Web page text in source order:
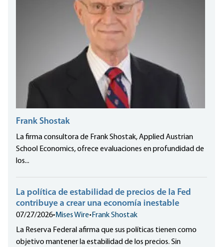
Frank Shostak
La firma consultora de Frank Shostak, Applied Austrian
School Economics, ofrece evaluaciones en profundidad de
los...
La política de estabilidad de precios de la Fed
contribuye a crear una economía inestable
07/27/2026• Mises Wire• Frank Shostak
La Reserva Federal afirma que sus políticas tienen como
objetivo mantener la estabilidad de los precios. Sin